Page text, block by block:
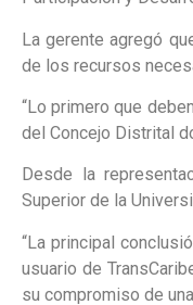
La gerente agregó
de los recursos
“Lo primero que
del Concejo Distrital
Desde la
Superior de la
“La principal
usuario de
su compromiso de